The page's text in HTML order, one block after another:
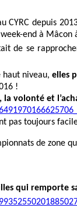
CYRC depuis
end à
de se
haut niveau, elles
!
la volonté et
pas toujours
de zone
qui remporte